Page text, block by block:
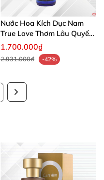
Nước Hoa Kích Dục Nam
True Love Thơm Lâu Quyến
Rũ Hấp Dẫn Mạnh
1.700.000₫
2.931.000₫ -42%